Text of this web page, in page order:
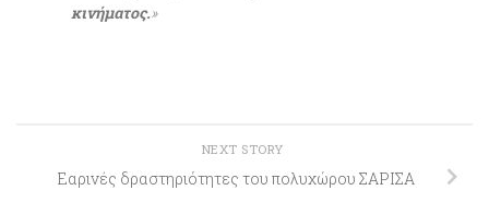
κινήματος.»
NEXT STORY
Εαρινές δραστηριότητες του πολυχώρου ΣΑΡΙΣΑ